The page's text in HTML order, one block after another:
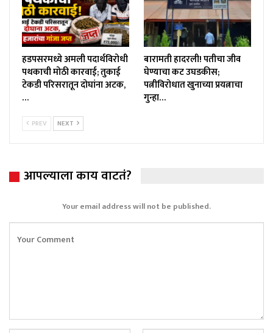
हडपसरमध्ये अमली पदार्थविरोधी
पथकाची मोठी कारवाई; तुकाई
टेकडी परिसरातून दोघांना अटक,
…
बारामती हादरली! पतीचा जीव
घेण्याचा कट उघडकीस;
पत्नीविरोधात खुनाच्या प्रयत्नाचा
गुन्हा…
PREV NEXT
आपल्याला काय वाटतं?
Your email address will not be published.